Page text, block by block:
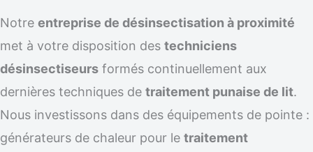
Notre entreprise de désinsectisation à proximité
met à votre disposition des techniciens
désinsectiseurs formés continuellement aux
dernières techniques de traitement punaise de lit.
Nous investissons dans des équipements de pointe :
générateurs de chaleur pour le traitement